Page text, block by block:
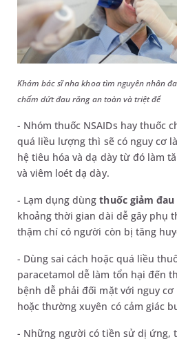
Khám bác sĩ nha khoa tìm nguyên nhân
chấm dứt đau răng an toàn và triệt để
- Nhóm thuốc NSAIDs hay thuốc
quá liều lượng thì sẽ có nguy cơ
hệ tiêu hóa và dạ dày từ đó làm
và viêm loét dạ dày.
- Lạm dụng dùng thuốc giảm
khoảng thời gian dài dễ gây phụ
thậm chí có người còn bị tăng
- Dùng sai cách hoặc quá liều
paracetamol dễ làm tổn hại đến
bệnh dễ phải đối mặt với nguy cơ
hoặc thường xuyên có cảm giác
- Những người có tiền sử dị ứng,